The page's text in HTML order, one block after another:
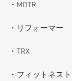
・MOTR
・リフォーマー
・TRX
・フィットネス